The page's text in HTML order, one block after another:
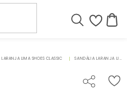
LARANJA LIMA SHOES CLASSIC SANDÁLIA LARANJA LIMA SHOES CLASSIC SALTO DE 3 CM EM COURO NUDE - CODIGO - 157065